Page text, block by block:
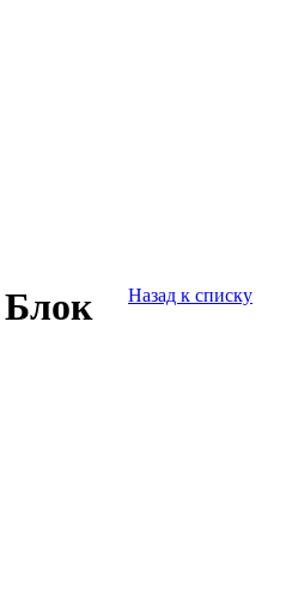
Назад к списку
Блок